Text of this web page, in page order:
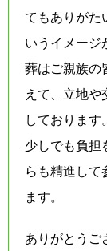
てもありがた
いうイメージ
葬はご親族の
えて、立地や
しております
少しでも負担
らも精進して
ます。
ありがとうご